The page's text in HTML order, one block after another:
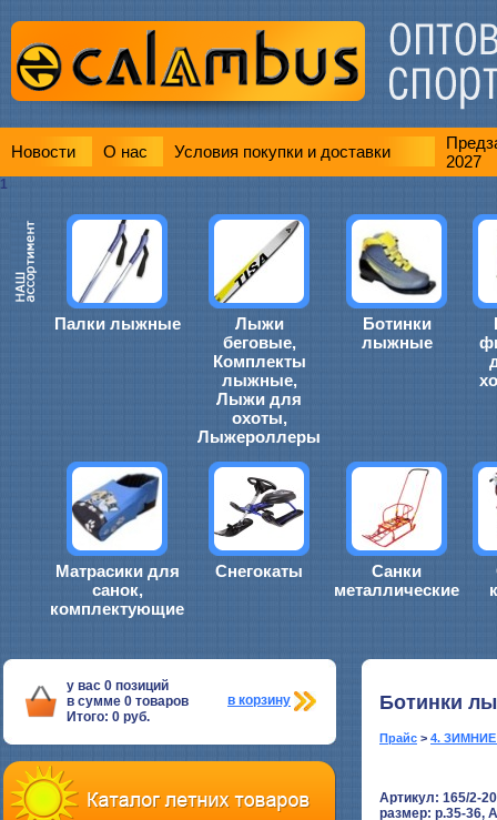
Новости О нас Условия покупки и доставки
2027
1
Палки лыжные
Лыжи
беговые,
Комплекты
лыжные,
Лыжи для
охоты,
Лыжероллеры
Ботинки
лыжные
Матрасики для
санок,
комплектующие
Снегокаты
Санки
металлические
у вас 0 позиций
в сумме 0 товаров
Итого: 0 руб.
в корзину Ботинки
Прайс > 4.
Артикул: 165/2-20
размер: р.35-36,